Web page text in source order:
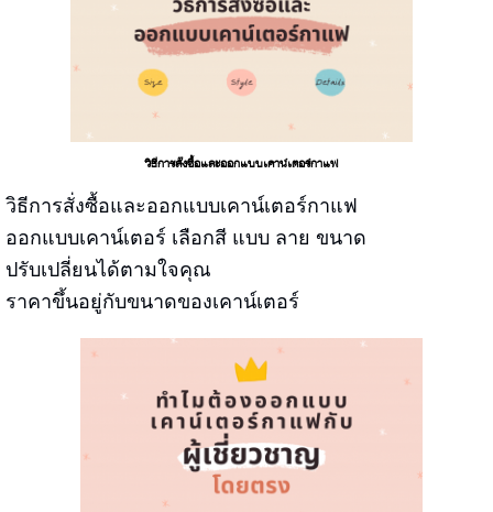
วิธีการสั่งซื้อและออกแบบเคาน์เตอร์กาแฟ
วิธีการสั่งซื้อและออกแบบเคาน์เตอร์กาแฟ
ออกแบบเคาน์เตอร์ เลือกสี แบบ ลาย ขนาด
ปรับเปลี่ยนได้ตามใจคุณ
ราคาขึ้นอยู่กับขนาดของเคาน์เตอร์